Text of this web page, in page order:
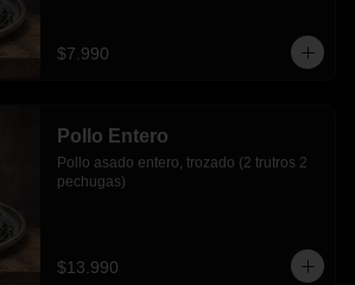
$7.990
Pollo Entero
Pollo asado entero, trozado (2 trutros 2
pechugas)
$13.990